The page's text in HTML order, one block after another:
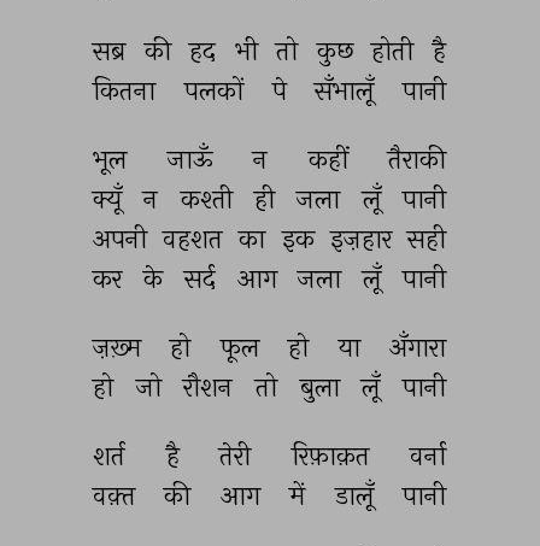
सब्र की हद भी तो कुछ होती है
कितना
पलकों पे सँभालूँ पानी
भूल जाऊँ न कहीं
तैराकी
क्यूँ
न कश्ती ही जला लूँ
पानी
अपनी वहशत का इक इज़हार सही
कर
के सर्द आग जला लूँ पानी
ज़ख़्म हो फूल हो या
अँगारा
हो
जो रौशन तो बुला लूँ पानी
शर्त है तेरी रिफ़ाक़त
वर्ना
वक़्त
की आग में डालूँ पानी